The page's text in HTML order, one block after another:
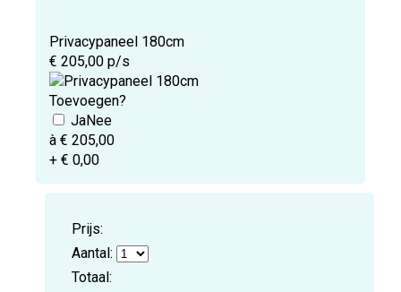
Privacypaneel 180cm
€ 205,00 p/s
Toevoegen?
à € 205,00
+ € 0,00
Prijs:
Aantal:
Totaal: